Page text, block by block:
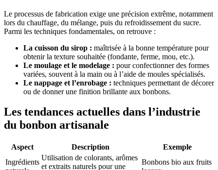
Le processus de fabrication exige une précision extrême, notamment
lors du chauffage, du mélange, puis du refroidissement du sucre.
Parmi les techniques fondamentales, on retrouve :
La cuisson du sirop : maîtrisée à la bonne température pour
obtenir la texture souhaitée (fondante, ferme, mou, etc.).
Le moulage et le modelage : pour confectionner des formes
variées, souvent à la main ou à l’aide de moules spécialisés.
Le nappage et l’enrobage : techniques permettant de décorer
ou de donner une finition brillante aux bonbons.
Les tendances actuelles dans l’industrie
du bonbon artisanale
Aspect Description
Exemple
Ingrédients
Utilisation de colorants, arômes
et extraits naturels pour une
Bonbons bio aux fruits